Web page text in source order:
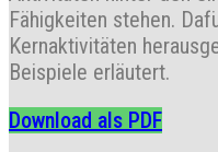
Fähigkeiten stehen.
Kernaktivitäten
Beispiele erläutert.
Download als PDF